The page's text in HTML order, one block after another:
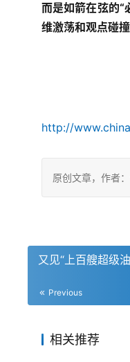
而是如箭在弦的“
维激荡和观点碰
http://
原创文章，作者
又见“上百艘超级
Previous
相关推荐